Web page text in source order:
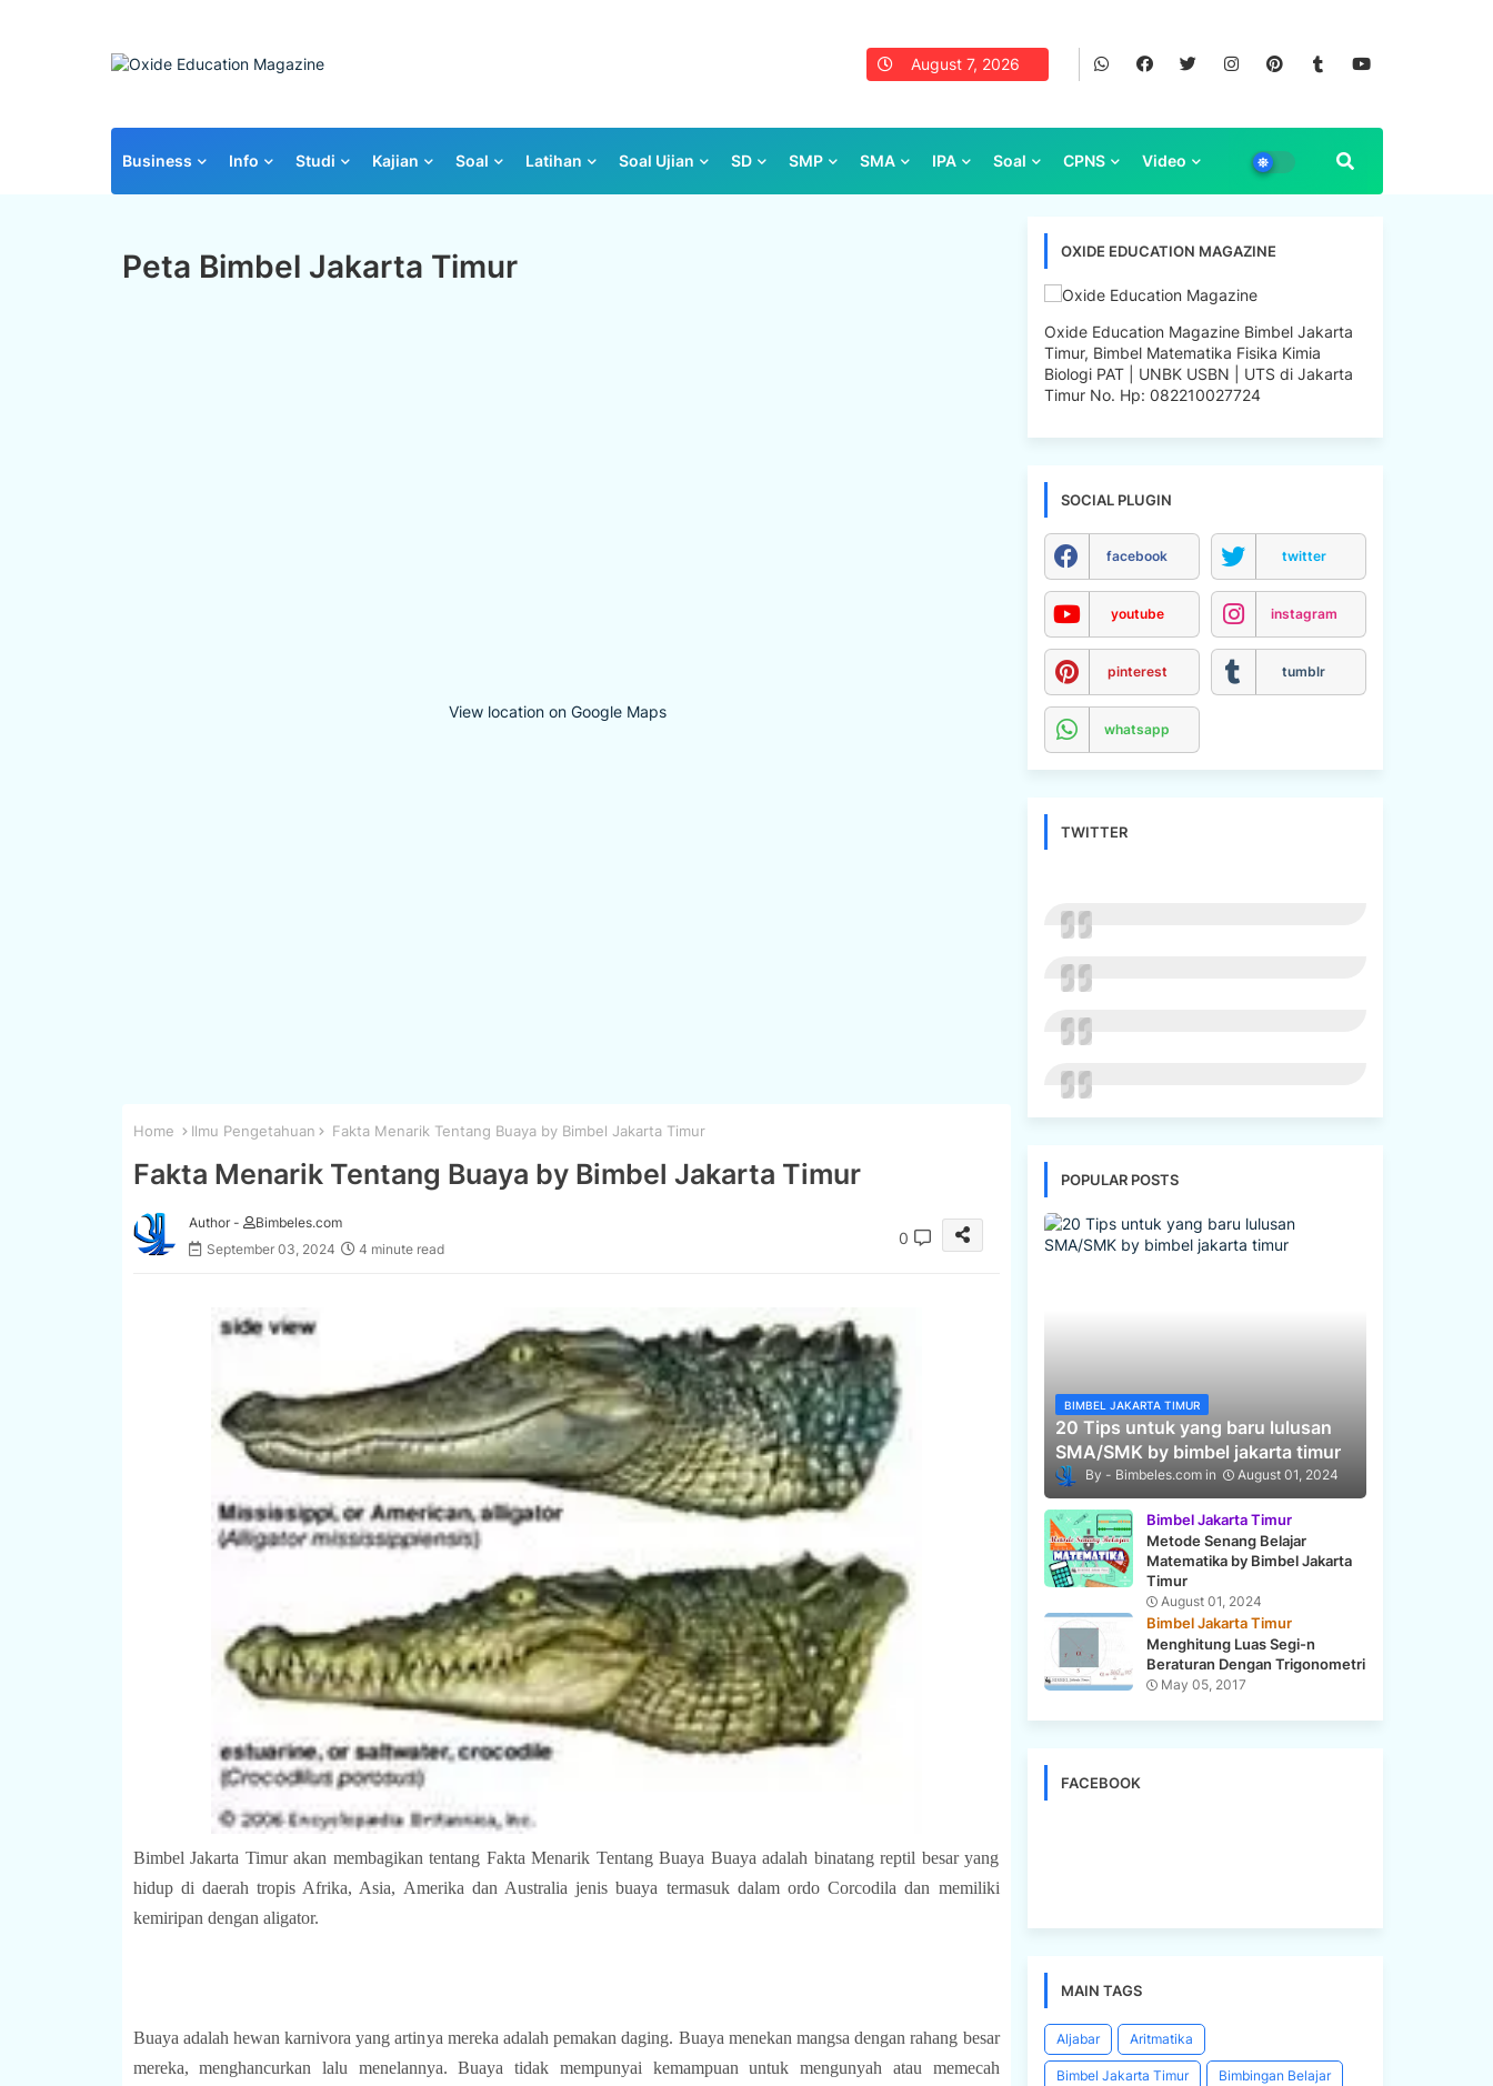
August 7, 2026
Business Info Studi Kajian Soal Latihan Soal Ujian SD SMP SMA IPA Soal CPNS Video
Peta Bimbel Jakarta Timur
View location on Google Maps
Home Ilmu Pengetahuan Fakta Menarik Tentang Buaya by Bimbel Jakarta Timur
Fakta Menarik Tentang Buaya by Bimbel Jakarta Timur
Author -
Bimbeles.com
September 03, 2024
4 minute read
0
Bimbel Jakarta Timur akan membagikan tentang Fakta Menarik Tentang Buaya Buaya adalah binatang reptil besar yang
hidup di daerah tropis Afrika, Asia, Amerika dan Australia jenis buaya termasuk dalam ordo Corcodila dan memiliki
kemiripan dengan aligator.
Buaya adalah hewan karnivora yang artinya mereka adalah pemakan daging. Buaya menekan mangsa dengan rahang besar
mereka, menghancurkan lalu menelannya. Buaya tidak mempunyai kemampuan untuk mengunyah atau memecah
OXIDE EDUCATION MAGAZINE
Oxide Education Magazine Bimbel Jakarta
Timur, Bimbel Matematika Fisika Kimia
Biologi PAT | UNBK USBN | UTS di Jakarta
Timur No. Hp: 082210027724
SOCIAL PLUGIN
facebook twitter
youtube instagram
pinterest tumblr
whatsapp
TWITTER
POPULAR POSTS
BIMBEL JAKARTA TIMUR
20 Tips untuk yang baru lulusan
SMA/SMK by bimbel jakarta timur
Bimbeles.com August 01, 2024
Bimbel Jakarta Timur
Metode Senang Belajar
Matematika by Bimbel Jakarta
Timur
August 01, 2024
Bimbel Jakarta Timur
Menghitung Luas Segi-n
Beraturan Dengan Trigonometri
May 05, 2017
FACEBOOK
MAIN TAGS
Aljabar Aritmatika
Bimbel Jakarta Timur Bimbingan Belajar